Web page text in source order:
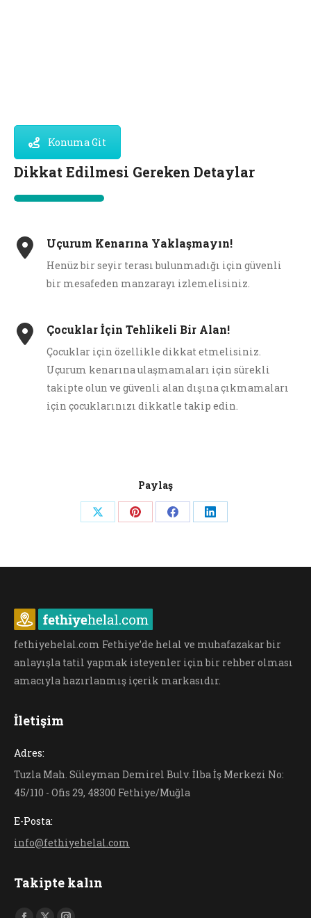
Konuma Git
Dikkat Edilmesi Gereken Detaylar
Uçurum Kenarına Yaklaşmayın!
Henüz bir seyir terası bulunmadığı için güvenli
bir mesafeden manzarayı izlemelisiniz.
Çocuklar İçin Tehlikeli Bir Alan!
Çocuklar için özellikle dikkat etmelisiniz.
Uçurum kenarına ulaşmamaları için sürekli
takipte olun ve güvenli alan dışına çıkmamaları
için çocuklarınızı dikkatle takip edin.
Paylaş
Share Share Share Share
fethiyehelal.com Fethiye’de helal ve muhafazakar bir
anlayışla tatil yapmak isteyenler için bir rehber olması
amacıyla hazırlanmış içerik markasıdır.
İletişim
Adres:
Tuzla Mah. Süleyman Demirel Bulv. İlba İş Merkezi No:
45/110 - Ofis 29, 48300 Fethiye/Muğla
E-Posta:
info@fethiyehelal.com
Takipte kalın
Find us on: